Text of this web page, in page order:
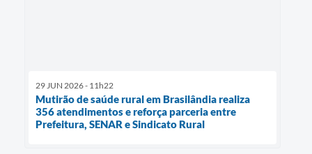
29 JUN 2026 - 11h22
Mutirão de saúde rural em Brasilândia realiza
356 atendimentos e reforça parceria entre
Prefeitura, SENAR e Sindicato Rural